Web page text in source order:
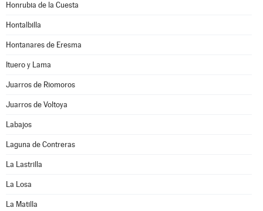
Honrubia de la Cuesta
Hontalbilla
Hontanares de Eresma
Ituero y Lama
Juarros de Riomoros
Juarros de Voltoya
Labajos
Laguna de Contreras
La Lastrilla
La Losa
La Matilla